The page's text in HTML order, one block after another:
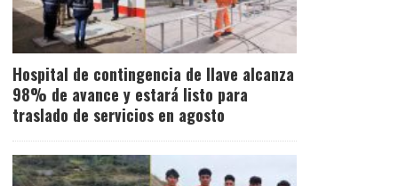
Hospital de contingencia de Ilave alcanza
98% de avance y estará listo para
traslado de servicios en agosto